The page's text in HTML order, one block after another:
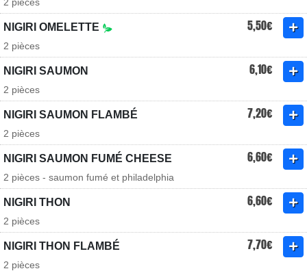
NIGIRI OMELETTE 5,50€
2 pièces
NIGIRI SAUMON 6,10€
2 pièces
NIGIRI SAUMON FLAMBÉ 7,20€
2 pièces
NIGIRI SAUMON FUMÉ CHEESE 6,60€
2 pièces - saumon fumé et philadelphia
NIGIRI THON 6,60€
2 pièces
NIGIRI THON FLAMBÉ 7,70€
2 pièces